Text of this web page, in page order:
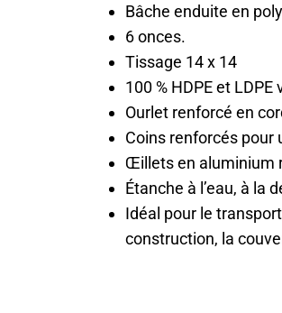
Bâche enduite en
6 onces.
Tissage 14 x 14
100 % HDPE et
Ourlet renforcé en
Coins renforcés pour
Œillets en aluminium
Étanche à l’eau, à la
Idéal pour le
construction, la